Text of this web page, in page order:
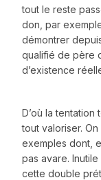
tout le reste
don, par
démontrer
qualifié de père
d’existence
D’où la
tout valoriser.
exemples dont,
pas avare.
cette double